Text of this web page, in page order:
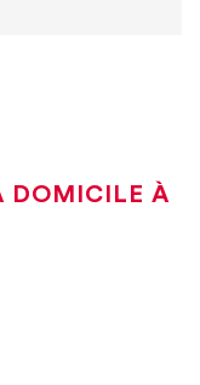
DOMICILE À